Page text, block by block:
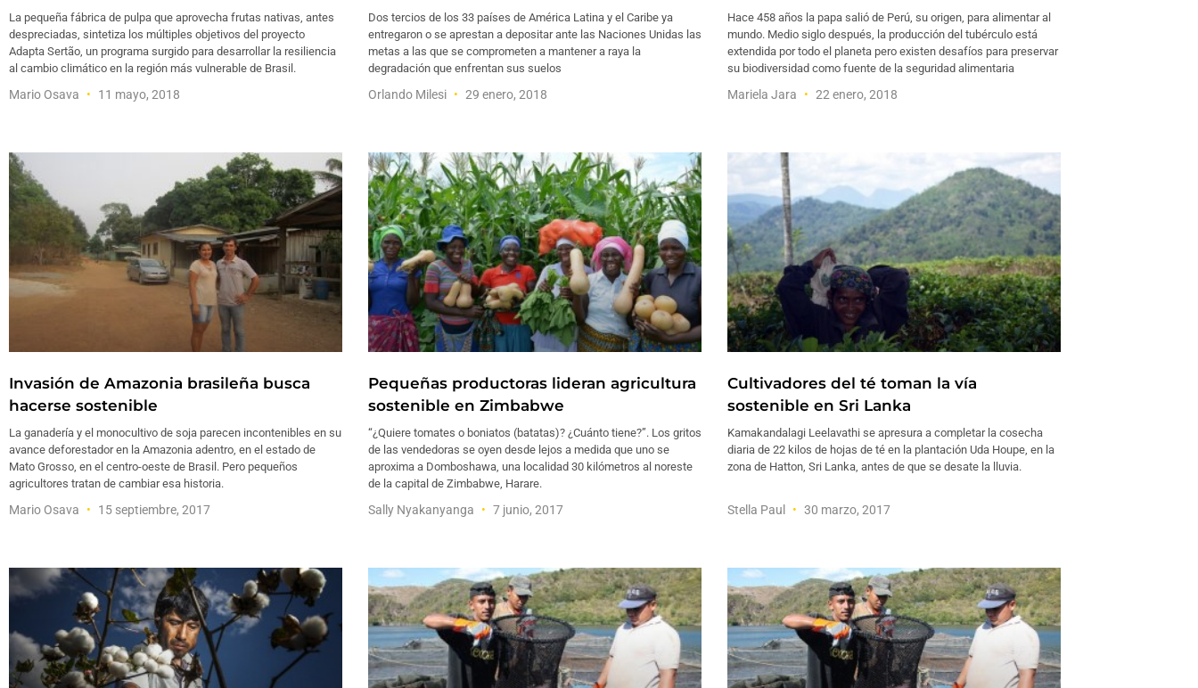
La pequeña fábrica de pulpa que aprovecha frutas nativas, antes
despreciadas, sintetiza los múltiples objetivos del proyecto
Adapta Sertão, un programa surgido para desarrollar la resiliencia
al cambio climático en la región más vulnerable de Brasil.
Mario Osava 11 mayo, 2018
Dos tercios de los 33 países de América Latina y el Caribe ya
entregaron o se aprestan a depositar ante las Naciones Unidas las
metas a las que se comprometen a mantener a raya la
degradación que enfrentan sus suelos
Orlando Milesi 29 enero, 2018
Hace 458 años la papa salió de Perú, su origen, para alimentar al
mundo. Medio siglo después, la producción del tubérculo está
extendida por todo el planeta pero existen desafíos para preservar
su biodiversidad como fuente de la seguridad alimentaria
Mariela Jara 22 enero, 2018
Invasión de Amazonia brasileña busca
hacerse sostenible
La ganadería y el monocultivo de soja parecen incontenibles en su
avance deforestador en la Amazonia adentro, en el estado de
Mato Grosso, en el centro-oeste de Brasil. Pero pequeños
agricultores tratan de cambiar esa historia.
Mario Osava 15 septiembre, 2017
Pequeñas productoras lideran agricultura
sostenible en Zimbabwe
“¿Quiere tomates o boniatos (batatas)? ¿Cuánto tiene?”. Los gritos
de las vendedoras se oyen desde lejos a medida que uno se
aproxima a Domboshawa, una localidad 30 kilómetros al noreste
de la capital de Zimbabwe, Harare.
Sally Nyakanyanga 7 junio, 2017
Cultivadores del té toman la vía
sostenible en Sri Lanka
Kamakandalagi Leelavathi se apresura a completar la cosecha
diaria de 22 kilos de hojas de té en la plantación Uda Houpe, en la
zona de Hatton, Sri Lanka, antes de que se desate la lluvia.
Stella Paul 30 marzo, 2017